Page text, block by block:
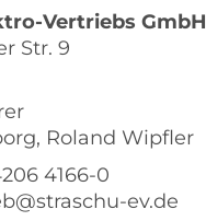
Vertriebs GmbH
Str. 9
Roland Wipfler
4166-0
ev.de